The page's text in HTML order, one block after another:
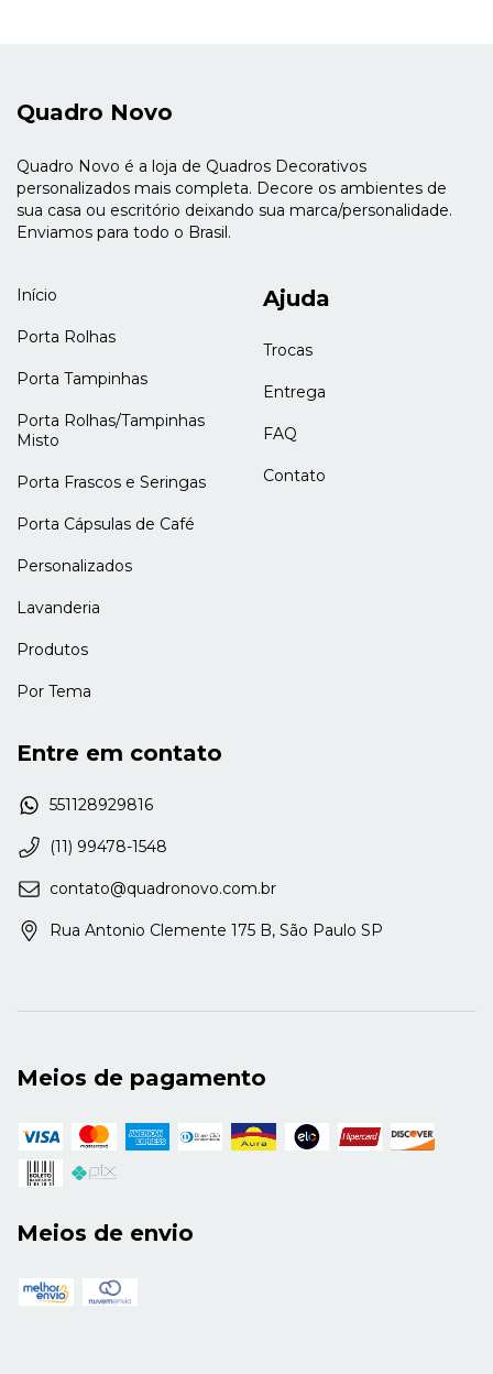
Quadro Novo
Quadro Novo é a loja de Quadros Decorativos
personalizados mais completa. Decore os ambientes de
sua casa ou escritório deixando sua marca/personalidade.
Enviamos para todo o Brasil.
Início
Porta Rolhas
Porta Tampinhas
Porta Rolhas/Tampinhas
Misto
Porta Frascos e Seringas
Porta Cápsulas de Café
Personalizados
Lavanderia
Produtos
Por Tema
Ajuda
Trocas
Entrega
FAQ
Contato
Entre em contato
551128929816
(11) 99478-1548
contato@quadronovo.com.br
Rua Antonio Clemente 175 B, São Paulo SP
Meios de pagamento
Meios de envio